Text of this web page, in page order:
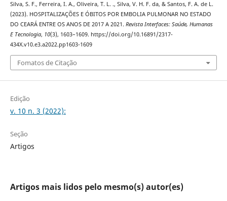
Silva, S. F., Ferreira, I. A., Oliveira, T. L. ., Silva, V. H. F. da, & Santos, F. A. de L.
(2023). HOSPITALIZAÇÕES E ÓBITOS POR EMBOLIA PULMONAR NO ESTADO
DO CEARÁ ENTRE OS ANOS DE 2017 A 2021. Revista Interfaces: Saúde, Humanas
E Tecnologia, 10(3), 1603–1609. https://doi.org/10.16891/2317-
434X.v10.e3.a2022.pp1603-1609
Fomatos de Citação
Edição
v. 10 n. 3 (2022):
Seção
Artigos
Artigos mais lidos pelo mesmo(s) autor(es)